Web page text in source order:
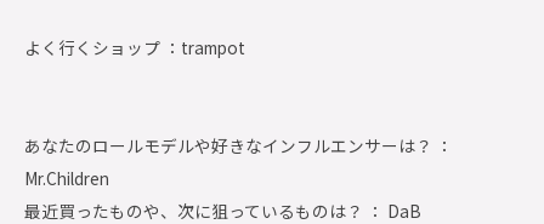
よく行くショップ ： trampot
あなたのロールモデルや好きなインフルエンサーは？ ：
Mr.Children
最近買ったものや、次に狙っているものは？ ： DaB